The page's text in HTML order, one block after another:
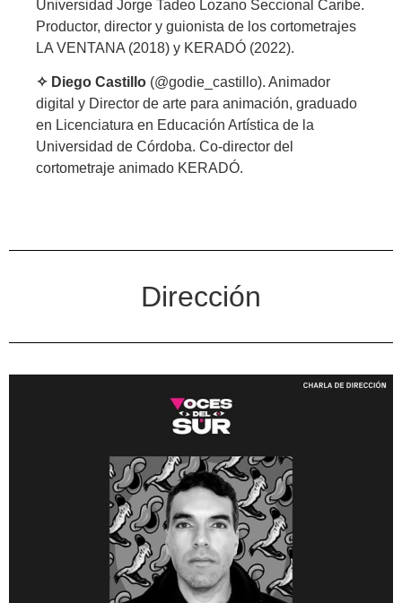
Universidad Jorge Tadeo Lozano Seccional Caribe.
Productor, director y guionista de los cortometrajes
LA VENTANA (2018) y KERADÓ (2022).
✧ Diego Castillo (@godie_castillo). Animador
digital y Director de arte para animación, graduado
en Licenciatura en Educación Artística de la
Universidad de Córdoba. Co-director del
cortometraje animado KERADÓ.
Dirección